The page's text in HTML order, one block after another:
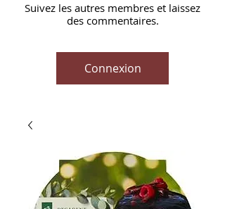
Suivez les autres membres et laissez
des commentaires.
Connexion